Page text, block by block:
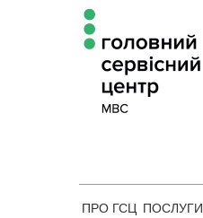
ПРО ГСЦ ПОСЛУГИ